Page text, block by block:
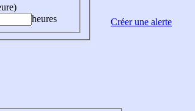
heures
Créer une alerte